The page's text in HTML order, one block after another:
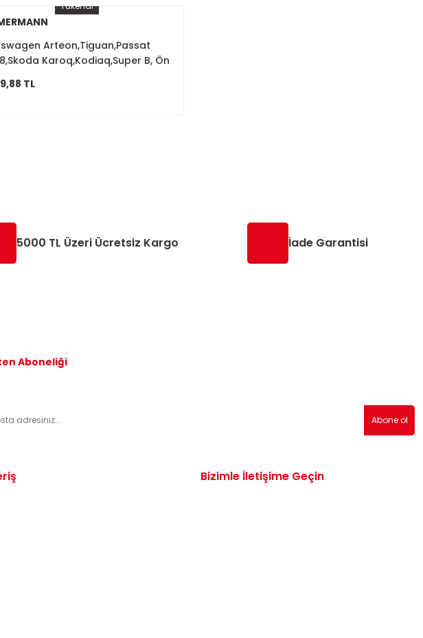
Tükendi
Arteon,Tiguan,Passat
Karoq,Kodiaq,Super B, Ön
TL
5000 TL Üzeri Ücretsiz Kargo İade Garantisi
Aboneliği
Abone ol
Bizimle İletişime Geçin